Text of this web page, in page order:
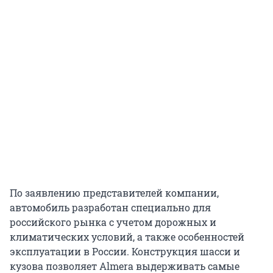
По заявлению представителей компании,
автомобиль разработан специально для
российского рынка с учетом дорожных и
климатических условий, а также особенностей
эксплуатации в России. Конструкция шасси и
кузова позволяет Almera выдерживать самые